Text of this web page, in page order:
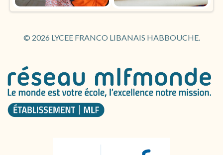
© 2026 LYCEE FRANCO LIBANAIS HABBOUCHE.